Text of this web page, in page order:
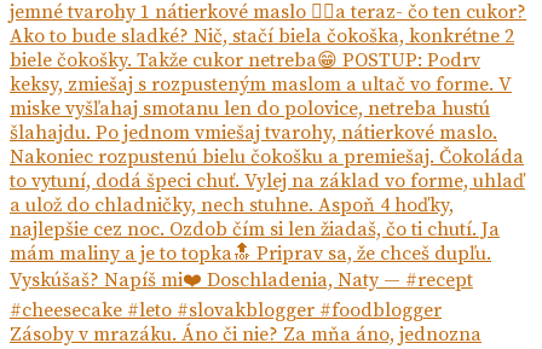
Zásoby v mrazáku. Áno či nie? Za mňa áno, jednozna